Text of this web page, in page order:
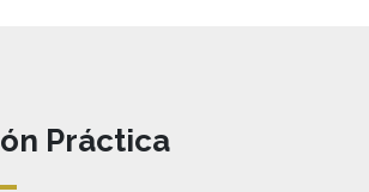
Práctica